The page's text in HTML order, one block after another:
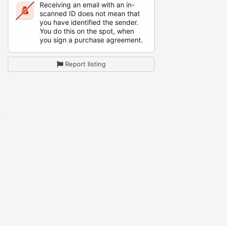
Receiving an email with an in-
scanned ID does not mean that
you have identified the sender.
You do this on the spot, when
you sign a purchase agreement.
Report listing